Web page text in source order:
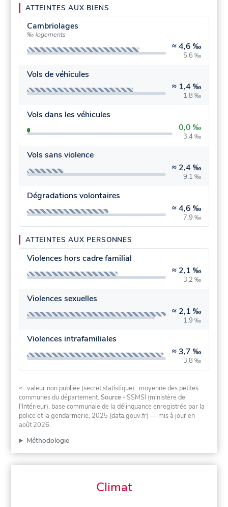
ATTEINTES AUX BIENS
Cambriolages
‰ logements
≈4,6 ‰
5,6 ‰
Vols de véhicules
≈ 1,4 ‰
1,8 ‰
Vols dans les véhicules
0,0 ‰
3,4 ‰
Vols sans violence
≈ 2,4 ‰
9,1 ‰
Dégradations volontaires
≈4,6 ‰
7,9 ‰
ATTEINTES AUX PERSONNES
Violences hors cadre familial
≈ 2,1 ‰
3,2 ‰
Violences sexuelles
≈ 2,1 ‰
1,9 ‰
Violences intrafamiliales
≈ 3,7 ‰
3,8 ‰
≈ : valeur non publiée (secret statistique) : moyenne des petites
communes du département.Source - SSMSI (ministère de
l'Intérieur), base communale de la délinquance enregistrée par la
police et la gendarmerie, 2025 (data.gouv.fr) — mis à jour en
août 2026.
Méthodologie
Climat